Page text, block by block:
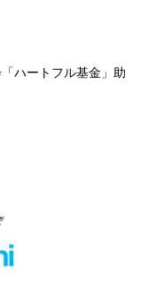
ハートフル基金」助